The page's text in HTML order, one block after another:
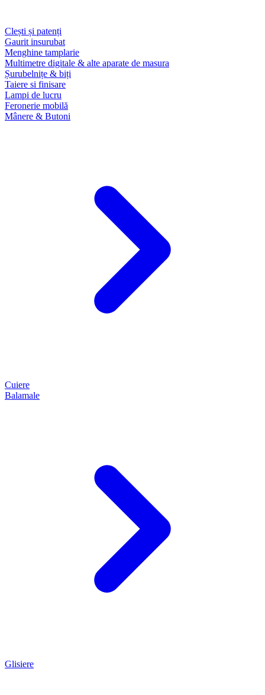
Clești și patenți
Gaurit insurubat
Menghine tamplarie
Multimetre digitale & alte aparate de masura
Șurubelnițe & biți
Taiere si finisare
Lampi de lucru
Feronerie mobilă
Mânere & Butoni
Cuiere
Balamale
Glisiere